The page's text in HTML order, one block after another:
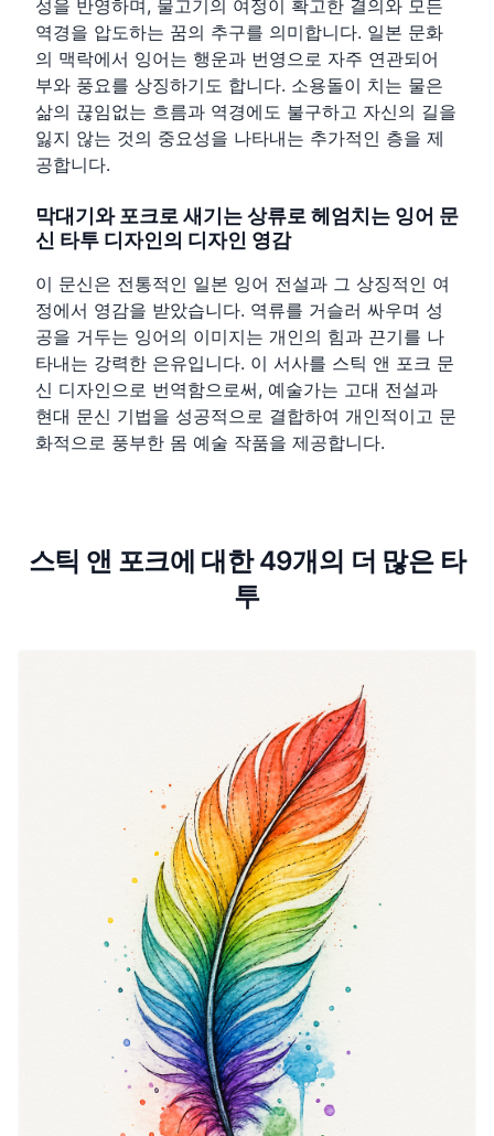
성을 반영하며, 물고기의 여정이 확고한 결의와 모든
역경을 압도하는 꿈의 추구를 의미합니다. 일본 문화
의 맥락에서 잉어는 행운과 번영으로 자주 연관되어
부와 풍요를 상징하기도 합니다. 소용돌이 치는 물은
삶의 끊임없는 흐름과 역경에도 불구하고 자신의 길을
잃지 않는 것의 중요성을 나타내는 추가적인 층을 제
공합니다.
막대기와 포크로 새기는 상류로 헤엄치는 잉어 문
신 타투 디자인의 디자인 영감
이 문신은 전통적인 일본 잉어 전설과 그 상징적인 여
정에서 영감을 받았습니다. 역류를 거슬러 싸우며 성
공을 거두는 잉어의 이미지는 개인의 힘과 끈기를 나
타내는 강력한 은유입니다. 이 서사를 스틱 앤 포크 문
신 디자인으로 번역함으로써, 예술가는 고대 전설과
현대 문신 기법을 성공적으로 결합하여 개인적이고 문
화적으로 풍부한 몸 예술 작품을 제공합니다.
스틱 앤 포크에 대한 49개의 더 많은 타
투